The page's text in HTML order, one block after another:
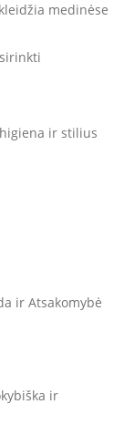
medinėse
ir stilius
ir Atsakomybė
ir